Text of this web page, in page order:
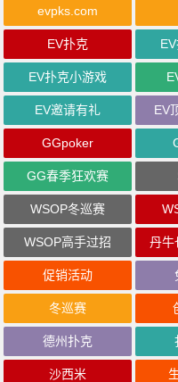
evpks.com
EV扑克
EV扑克小游戏
EV邀请有礼 EV
GGpoker
GG春季狂欢赛
WSOP冬巡赛
WSOP高手过招 丹牛
促销活动
冬巡赛
德州扑克
沙西米